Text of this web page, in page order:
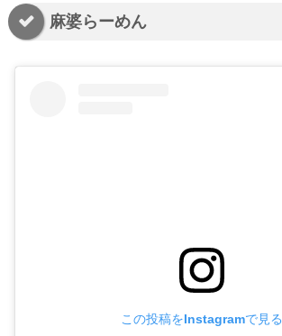
麻婆らーめん
この投稿をInstagramで見る